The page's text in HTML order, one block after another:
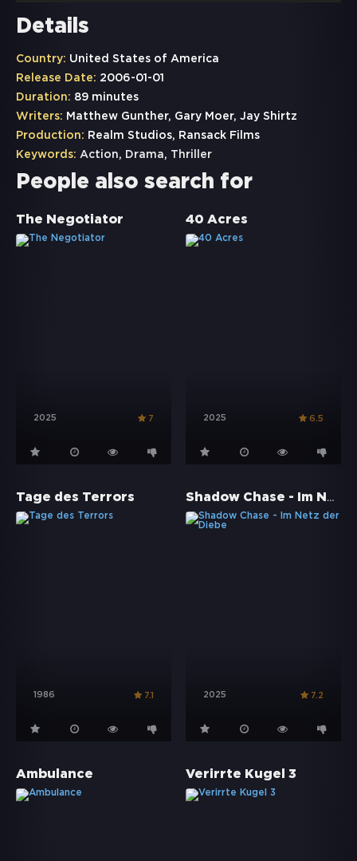
Details
Country: United States of America
Release Date: 2006-01-01
Duration: 89 minutes
Writers: Matthew Gunther, Gary Moer, Jay Shirtz
Production: Realm Studios, Ransack Films
Keywords: Action, Drama, Thriller
People also search for
The Negotiator
2025 7
40 Acres
2025 6.5
Tage des Terrors
1986 7.1
Shadow Chase - Im Netz der Diebe
2025 7.2
Ambulance Verirrte Kugel 3